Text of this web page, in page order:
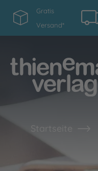
Gratis
Versand*
Startseite